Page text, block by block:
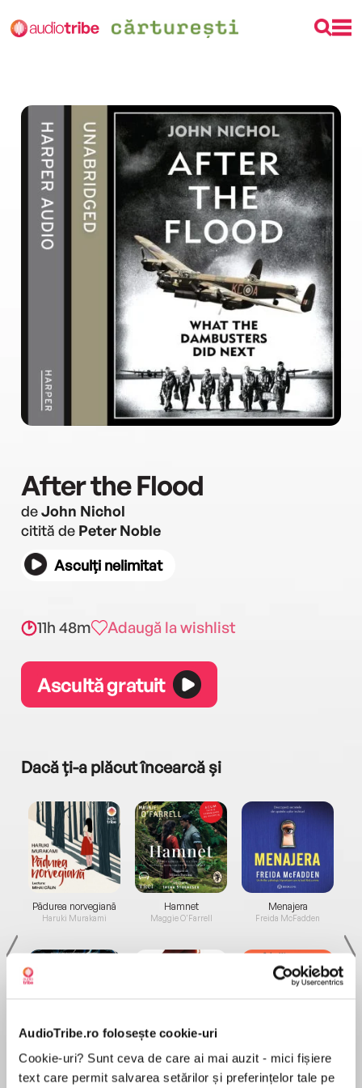
AudioTribe.ro folosește cookie-uri
Cookie-uri? Sunt ceva de care ai mai auzit - mici fișiere
text care permit salvarea setărilor și preferințelor tale pe
After the Flood
deJohn Nichol
citită de Peter Noble
Asculți nelimitat
11h 48m Adaugă la wishlist
Ascultă gratuit
Dacă ți-a plăcut încearcă și
Pădurea norvegiană
Haruki Murakami
Elita de Argint (Elita
de...
Hamnet
Maggie O'Farrell
Diavolul se îmbracă de
la...
Menajera
Freida McFadden
Migdală
Sohn Won-pyung